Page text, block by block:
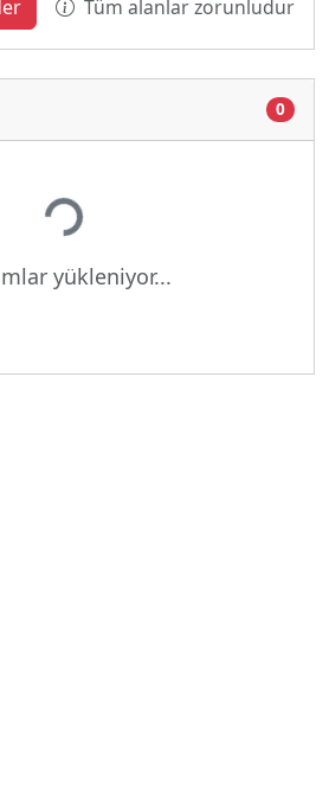
Tüm alanlar zorunludur
0
yükleniyor...